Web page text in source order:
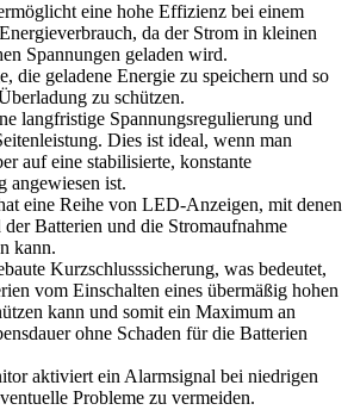
eine hohe Effizienz bei einem
da der Strom in kleinen
Spannungen geladen ⁢wird.
die ⁣geladene Energie zu speichern und so⁢
zu⁤ schützen.
langfristige Spannungsregulierung und
Dies‍ ist ideal, wenn man
auf eine⁤ stabilisierte, konstante
angewiesen ist.
eine Reihe von LED-Anzeigen, mit denen
der Batterien und die Stromaufnahme
kann.
Kurzschlusssicherung, was bedeutet,
vom Einschalten eines übermäßig ​hohen
kann und somit ein Maximum an
ohne Schaden für die Batterien
aktiviert⁣ ein Alarmsignal bei niedrigen
Probleme zu vermeiden.